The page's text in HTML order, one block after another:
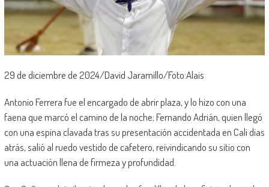
29 de diciembre de 2024/David Jaramillo/Foto:Alais
Antonio Ferrera fue el encargado de abrir plaza, y lo hizo con una
faena que marcó el camino de la noche; Fernando Adrián, quien llegó
con una espina clavada tras su presentación accidentada en Cali días
atrás, salió al ruedo vestido de cafetero, reivindicando su sitio con
una actuación llena de firmeza y profundidad.